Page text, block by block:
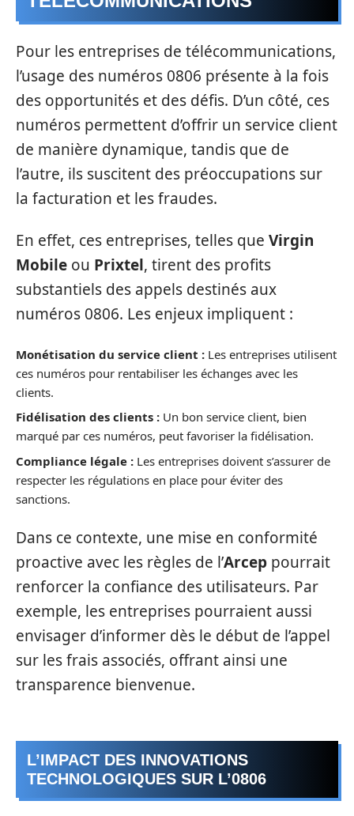
Pour les entreprises de télécommunications,
l’usage des numéros 0806 présente à la fois
des opportunités et des défis. D’un côté, ces
numéros permettent d’offrir un service client
de manière dynamique, tandis que de
l’autre, ils suscitent des préoccupations sur
la facturation et les fraudes.
En effet, ces entreprises, telles que Virgin
Mobile ou Prixtel, tirent des profits
substantiels des appels destinés aux
numéros 0806. Les enjeux impliquent :
Monétisation du service client : Les entreprises utilisent
ces numéros pour rentabiliser les échanges avec les
clients.
Fidélisation des clients : Un bon service client, bien
marqué par ces numéros, peut favoriser la fidélisation.
Compliance légale : Les entreprises doivent s’assurer de
respecter les régulations en place pour éviter des
sanctions.
Dans ce contexte, une mise en conformité
proactive avec les règles de l’Arcep pourrait
renforcer la confiance des utilisateurs. Par
exemple, les entreprises pourraient aussi
envisager d’informer dès le début de l’appel
sur les frais associés, offrant ainsi une
transparence bienvenue.
L’IMPACT DES INNOVATIONS
TECHNOLOGIQUES SUR L’0806